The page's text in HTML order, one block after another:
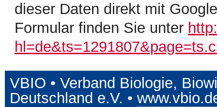
dieser Daten direkt mit
Formular finden Sie unter
VBIO • Verband Biologie,
Deutschland e.V. •